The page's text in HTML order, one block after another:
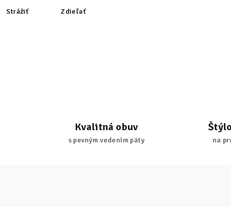
Strážiť Zdieľať
Kvalitná obuv
s pevným vedením päty na